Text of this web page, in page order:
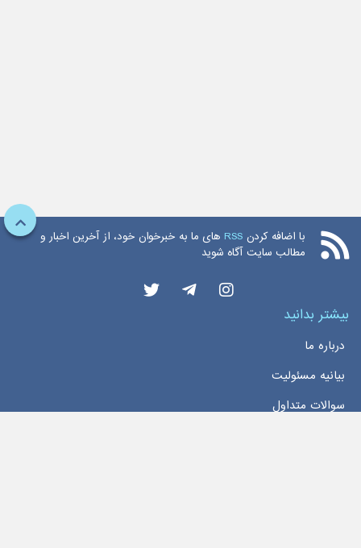
با اضافه کردن RSS های ما به خبرخوان خود، از آخرین اخبار و
مطالب سایت آگاه شوید
بیشتر بدانید
درباره ما
بیانیه مسئولیت
سوالات متداول